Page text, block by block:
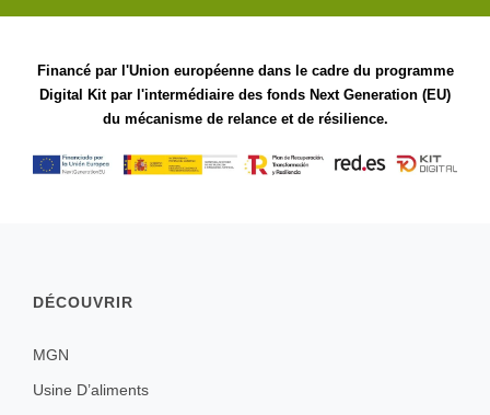
Financé par l'Union européenne dans le cadre du programme
Digital Kit par l'intermédiaire des fonds Next Generation (EU)
du mécanisme de relance et de résilience.
DÉCOUVRIR
MGN
Usine D’aliments